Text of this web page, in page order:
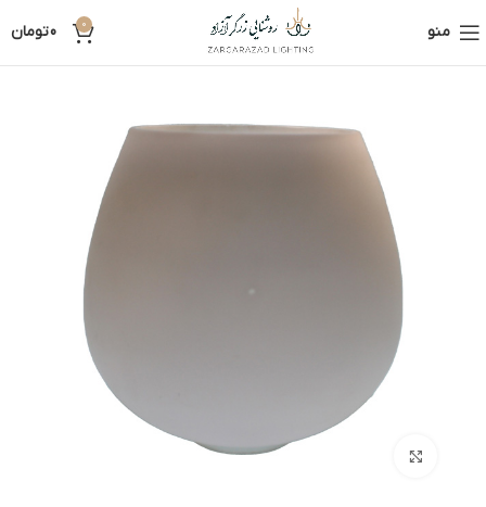
منو 0
0تومان